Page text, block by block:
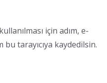
için adım, e-
tarayıcıya kaydedilsin.